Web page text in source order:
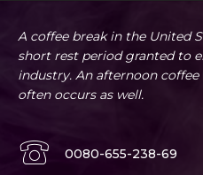
A coffee break in the United
short rest period granted to
industry. An afternoon
often occurs as well.
0080-655-238-69